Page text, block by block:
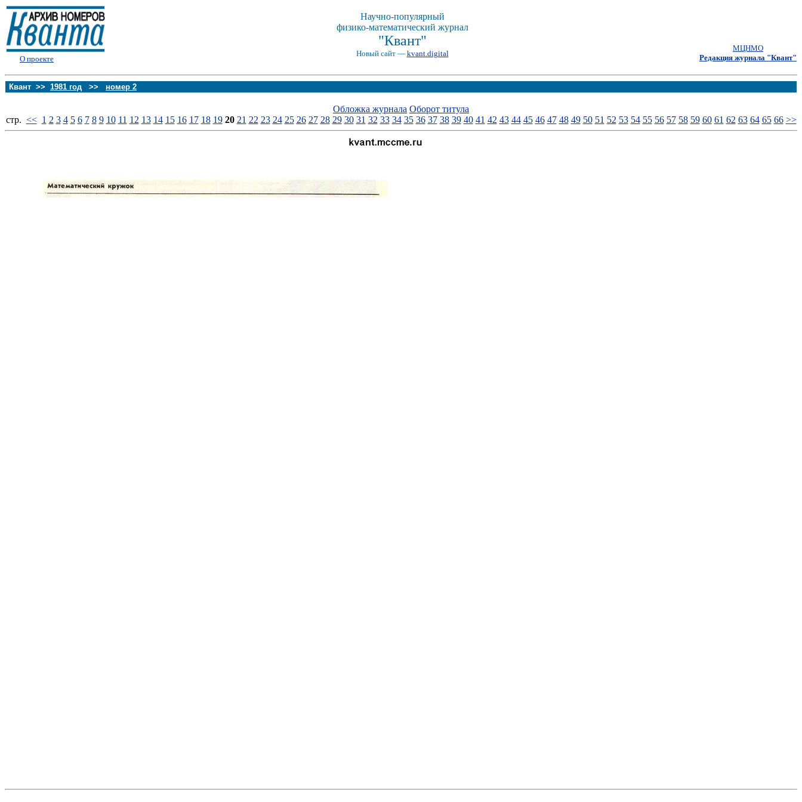
О проекте
Научно-популярный
физико-математический журнал
"Квант"
Новый сайт — kvant.digital
МЦНМО
Редакция журнала "Квант"
Квант >> 1981 год >> номер 2
Обложка журнала Оборот титула
стp. << 1 2 3 4 5 6 7 8 9 10 11 12 13 14 15 16 17 18 19 20 21 22 23 24 25 26 27 28 29 30 31 32 33 34 35 36 37 38 39 40 41 42 43 44 45 46 47 48 49 50 51 52 53 54 55 56 57 58 59 60 61 62 63 64 65 66 >>